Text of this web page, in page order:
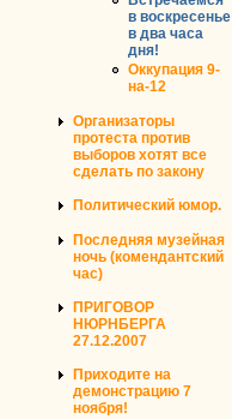
в воскресенье
в два часа
дня!
Оккупация 9-
на-12
Организаторы
протеста против
выборов хотят все
сделать по закону
Политический юмор.
Последняя музейная
ночь (комендантский
час)
ПРИГОВОР
НЮРНБЕРГА
27.12.2007
Приходите на
демонстрацию 7
ноября!